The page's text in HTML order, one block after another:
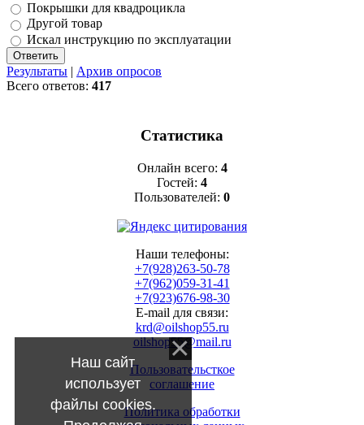
Покрышки для квадроцикла
Другой товар
Искал инструкцию по эксплуатации
Результаты | Архив опросов
Всего ответов: 417
Статистика
Онлайн всего: 4
Гостей: 4
Пользователей: 0
Наши телефоны:
+7(928)263-50-78
+7(962)059-31-41
+7(923)676-98-30
E-mail для связи:
krd@oilshop55.ru
oilshop55@mail.ru
Пользовательсткое
соглашение
Политика обработки
Наш сайт
использует
файлы cookies.